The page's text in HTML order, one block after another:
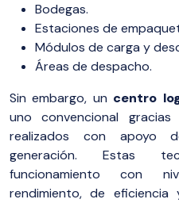
Bodegas.
Estaciones de
Módulos de carga y
Áreas de despacho.
Sin embargo, un centro
uno convencional
realizados con apoyo
generación. Estas
funcionamiento con
rendimiento, de